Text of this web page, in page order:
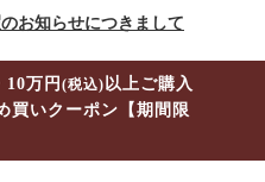
お知らせにつきまして
10万円(税込) 以上ご購入
買いクーポン【期間限